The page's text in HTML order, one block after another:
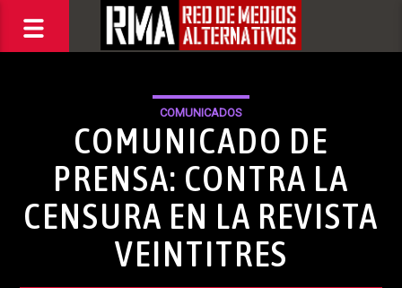
COMUNICADOS
COMUNICADO DE
PRENSA: CONTRA LA
CENSURA EN LA REVISTA
VEINTITRES